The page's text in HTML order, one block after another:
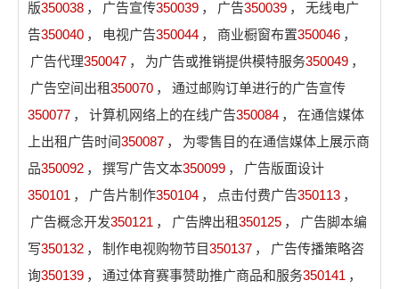
版350038 ， 广告宣传350039 ， 广告350039 ，
无线电广
告350040 ， 电视广告350044 ， 商业橱窗布置350046 ，
广告代理350047 ， 为广告或推销提供模特服务350049 ，
广告空间出租350070 ，
通过邮购订单进行的广告宣传
350077 ， 计算机网络上的在线广告350084 ，
在通信媒体
上出租广告时间350087 ，
为零售目的在通信媒体上展示商
品350092 ， 撰写广告文本350099 ，
广告版面设计
350101 ， 广告片制作350104 ， 点击付费广告350113 ，
广告概念开发350121 ， 广告牌出租350125 ，
广告脚本编
写350132 ， 制作电视购物节目350137 ，
广告传播策略咨
询350139 ， 通过体育赛事赞助推广商品和服务350141 ，